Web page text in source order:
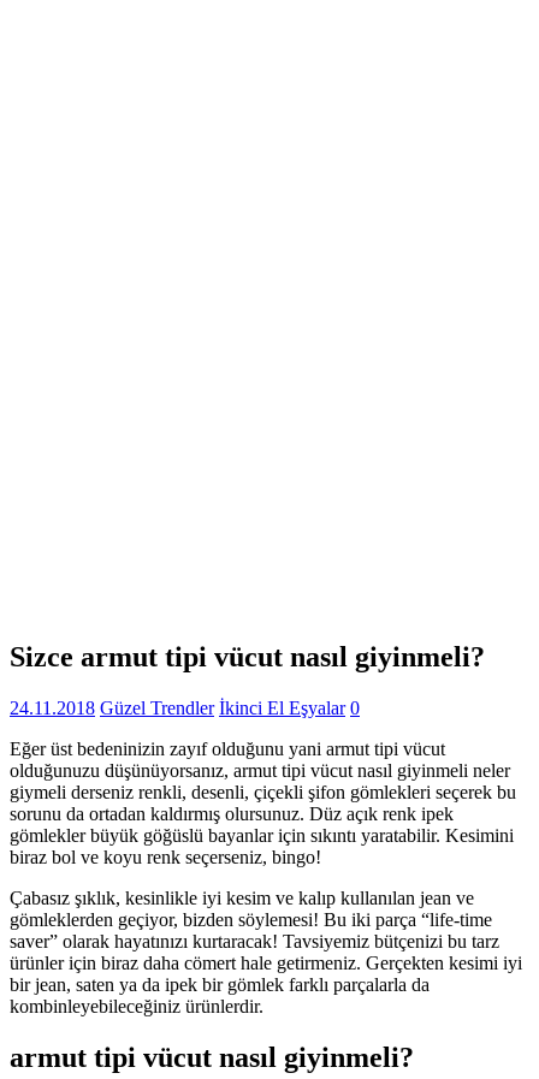
Sizce armut tipi vücut nasıl giyinmeli?
24.11.2018 Güzel Trendler İkinci El Eşyalar 0
Eğer üst bedeninizin zayıf olduğunu yani armut tipi vücut
olduğunuzu düşünüyorsanız, armut tipi vücut nasıl giyinmeli neler
giymeli derseniz renkli, desenli, çiçekli şifon gömlekleri seçerek bu
sorunu da ortadan kaldırmış olursunuz. Düz açık renk ipek
gömlekler büyük göğüslü bayanlar için sıkıntı yaratabilir. Kesimini
biraz bol ve koyu renk seçerseniz, bingo!
Çabasız şıklık, kesinlikle iyi kesim ve kalıp kullanılan jean ve
gömleklerden geçiyor, bizden söylemesi! Bu iki parça “life-time
saver” olarak hayatınızı kurtaracak! Tavsiyemiz bütçenizi bu tarz
ürünler için biraz daha cömert hale getirmeniz. Gerçekten kesimi iyi
bir jean, saten ya da ipek bir gömlek farklı parçalarla da
kombinleyebileceğiniz ürünlerdir.
armut tipi vücut nasıl giyinmeli?